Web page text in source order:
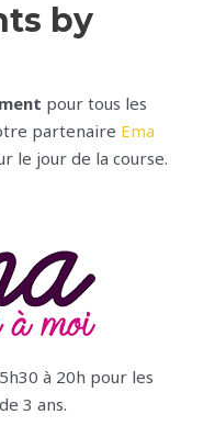
by
pour tous les
partenaire Ema
le jour de la course.
à 20h pour les
3 ans.